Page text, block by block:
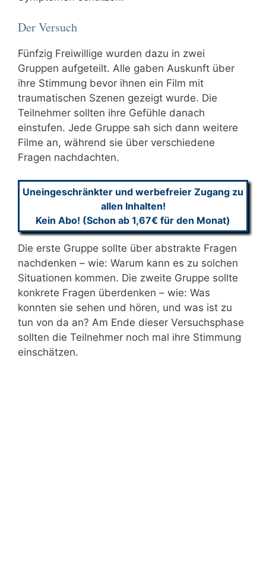
Der Versuch
Fünfzig Freiwillige wurden dazu in zwei
Gruppen aufgeteilt. Alle gaben Auskunft über
ihre Stimmung bevor ihnen ein Film mit
traumatischen Szenen gezeigt wurde. Die
Teilnehmer sollten ihre Gefühle danach
einstufen. Jede Gruppe sah sich dann weitere
Filme an, während sie über verschiedene
Fragen nachdachten.
Uneingeschränkter und werbefreier Zugang zu
allen Inhalten!
Kein Abo! (Schon ab 1,67€ für den Monat)
Die erste Gruppe sollte über abstrakte Fragen
nachdenken – wie: Warum kann es zu solchen
Situationen kommen. Die zweite Gruppe sollte
konkrete Fragen überdenken – wie: Was
konnten sie sehen und hören, und was ist zu
tun von da an? Am Ende dieser Versuchsphase
sollten die Teilnehmer noch mal ihre Stimmung
einschätzen.